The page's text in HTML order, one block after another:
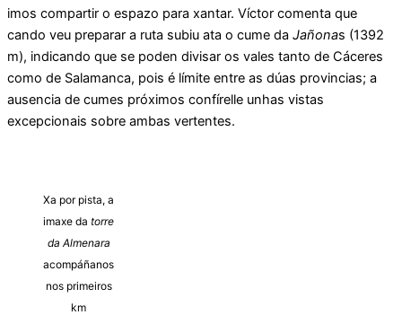
imos compartir o espazo para xantar. Víctor comenta que
cando veu preparar a ruta subiu ata o cume da Jañonas (1392
m), indicando que se poden divisar os vales tanto de Cáceres
como de Salamanca, pois é límite entre as dúas provincias; a
ausencia de cumes próximos confírelle unhas vistas
excepcionais sobre ambas vertentes.
Xa por pista, a
imaxe da torre
da Almenara
acompáñanos
nos primeiros
km